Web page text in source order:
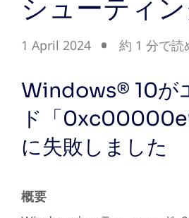
シューティ
1 April 2024 約 1 分で読
Windows® 10が
ド「
に失敗しました
概要